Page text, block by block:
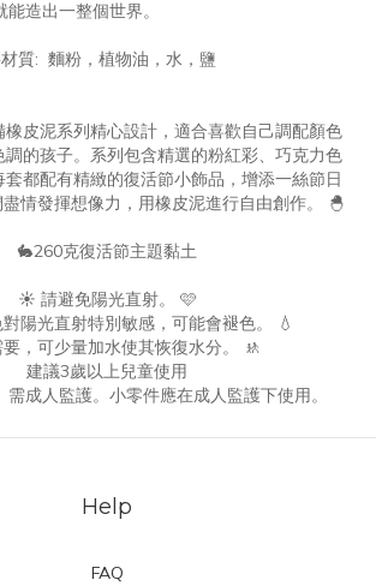
能造出一整個世界。
質: 麵粉，植物油，水，鹽
皮泥系列精心設計，適合喜歡自己調配顏色
的孩子。系列包含精選的粉紅彩、巧克力色
都配有精緻的復活節小飾品，增添一絲節日
情發揮想像力，用橡皮泥進行自由創作。 🐣
🐇260克復活節主題黏土
☀️ 請避免陽光直射。 🩷
陽光直射特別敏感，可能會褪色。 💧
，可少量加水使其恢復水分。 🚸
建議3歲以上兒童使用
成人監護。小零件應在成人監護下使用。
Help
FAQ